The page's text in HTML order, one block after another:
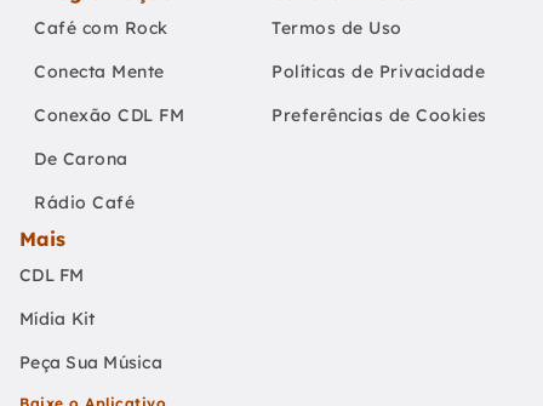
Café com Rock
Conecta Mente
Conexão CDL FM
De Carona
Rádio Café
Termos de Uso
Políticas de Privacidade
Preferências de Cookies
Mais
CDL FM
Mídia Kit
Peça Sua Música